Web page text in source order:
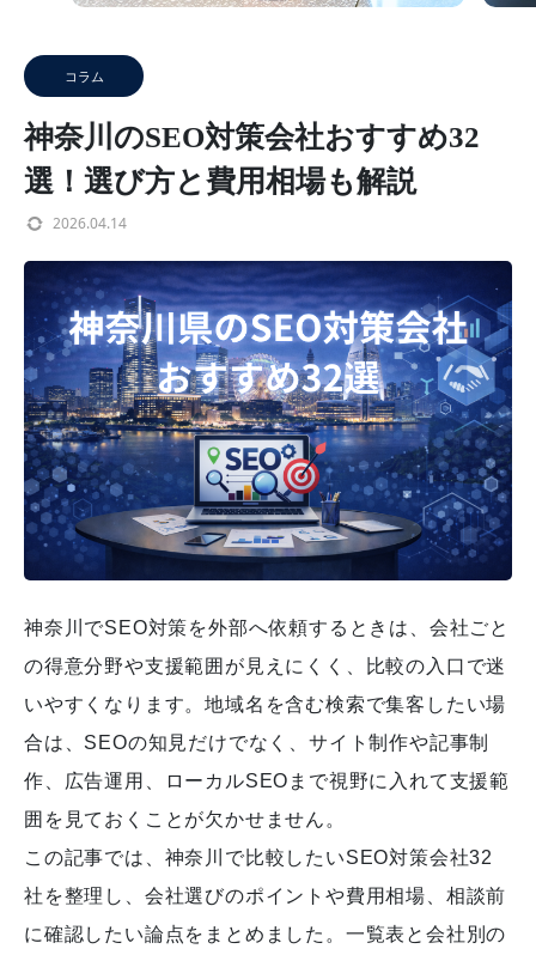
コラム
神奈川のSEO対策会社おすすめ32
選！選び方と費用相場も解説
2026.04.14
神奈川でSEO対策を外部へ依頼するときは、会社ごと
の得意分野や支援範囲が見えにくく、比較の入口で迷
いやすくなります。地域名を含む検索で集客したい場
合は、SEOの知見だけでなく、サイト制作や記事制
作、広告運用、ローカルSEOまで視野に入れて支援範
囲を見ておくことが欠かせません。
この記事では、神奈川で比較したいSEO対策会社32
社を整理し、会社選びのポイントや費用相場、相談前
に確認したい論点をまとめました。一覧表と会社別の